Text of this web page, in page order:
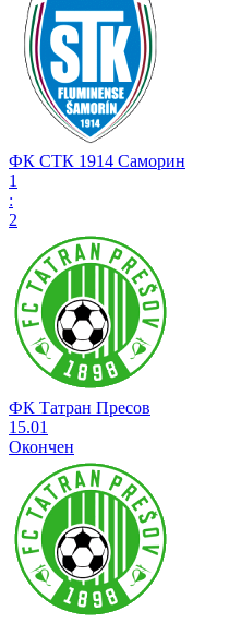
ФК СТК 1914 Саморин
1
:
2
ФК Татран Пресов
15.01
Окончен